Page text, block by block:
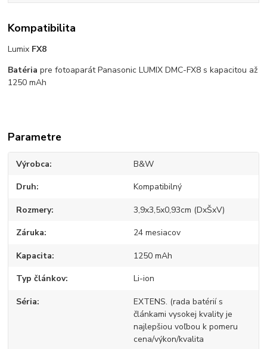
Kompatibilita
Lumix FX8
Batéria pre fotoaparát Panasonic LUMIX DMC-FX8 s kapacitou až
1250 mAh
Parametre
Výrobca B&W
Druh Kompatibilný
Rozmery 3,9x3,5x0,93cm (DxŠxV)
Záruka 24 mesiacov
Kapacita 1250 mAh
Typ článkov Li-ion
Séria
EXTENS. (rada batérií s
článkami vysokej kvality je
najlepšiou voľbou k pomeru
cena/výkon/kvalita